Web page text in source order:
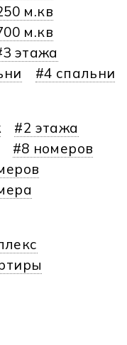
м.кв
м.кв
3 этажа
4 спальни
2 этажа
8 номеров